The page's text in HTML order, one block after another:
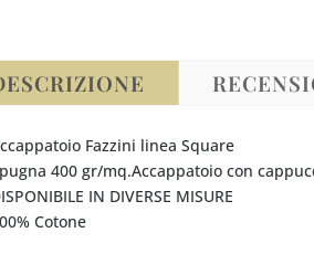
Fazzini linea Square
400 gr/mq.Accappatoio con
IN DIVERSE MISURE
Cotone